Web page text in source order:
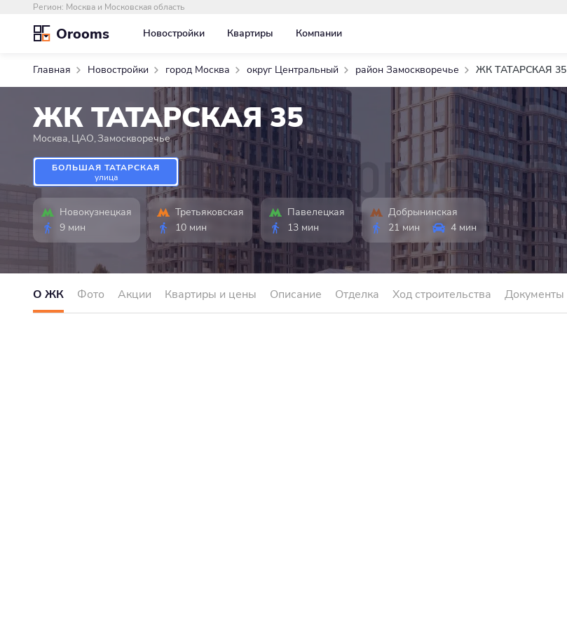
Регион: Москва и Московская область
Orooms Новостройки Квартиры Компании
Главная Новостройки город Москва округ Центральный район Замоскворечье ЖК ТАТАРСКАЯ 35
ЖК ТАТАРСКАЯ 35
Москва,ЦАО,Замоскворечье
БОЛЬШАЯ ТАТАРСКАЯ
улица
Новокузнецкая
9 мин
Третьяковская
10 мин
Павелецкая
13 мин
Добрынинская
21 мин
4 мин
О ЖК Фото Акции Квартиры и цены Описание Отделка Ход строительства Документы